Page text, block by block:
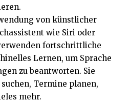
von künstlicher
wie Siri oder
fortschrittliche
Lernen, um Sprache
zu beantworten. Sie
Termine planen,
mehr.